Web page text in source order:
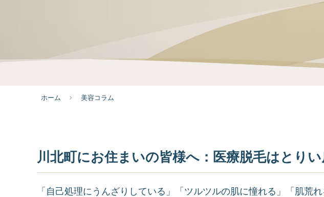
ホーム 美容コラム
川北町にお住まいの皆様へ：医療脱毛はとり
「自己処理にうんざりしている」「ツルツルの肌に憧れる」「肌荒